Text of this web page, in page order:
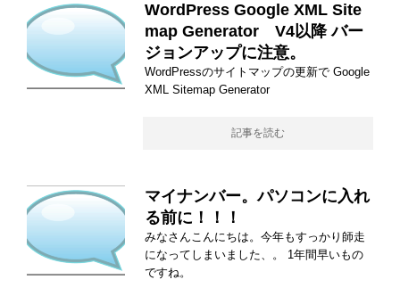
WordPress Google XML Site
map Generator V4以降 バー
ジョンアップに注意。
WordPressのサイトマップの更新で Google
XML Sitemap Generator
記事を読む
マイナンバー。パソコンに入れ
る前に！！！
みなさんこんにちは。今年もすっかり師走
になってしまいました、。 1年間早いもの
ですね。